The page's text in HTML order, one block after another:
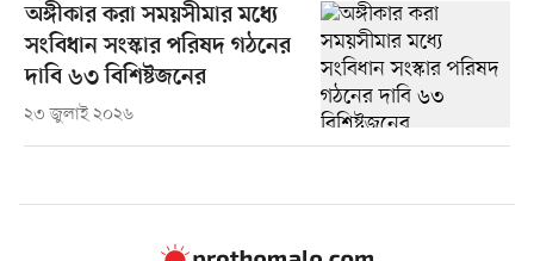
অঙ্গীকার করা সময়সীমার মধ্যে
সংবিধান সংস্কার পরিষদ গঠনের
দাবি ৬৩ বিশিষ্টজনের
২৩ জুলাই ২০২৬